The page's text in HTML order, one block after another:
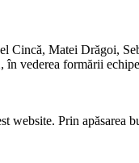
Matei Drăgoi,
vederea formării
website. Prin